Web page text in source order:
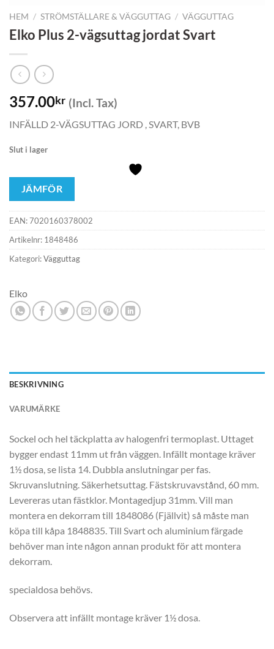
HEM / STRÖMSTÄLLARE & VÄGGUTTAG / VÄGGUTTAG
Elko Plus 2-vägsuttag jordat Svart
357.00kr (Incl. Tax)
INFÄLLD 2-VÄGSUTTAG JORD , SVART, BVB
Slut i lager
JÄMFÖR
EAN:7020160378002
Artikelnr: 1848486
Kategori:Vägguttag
Elko
BESKRIVNING
VARUMÄRKE
Sockel och hel täckplatta av halogenfri termoplast. Uttaget
bygger endast 11mm ut från väggen. Infällt montage kräver
1½ dosa, se lista 14. Dubbla anslutningar per fas.
Skruvanslutning. Säkerhetsuttag. Fästskruvavstånd, 60 mm.
Levereras utan fästklor. Montagedjup 31mm. Vill man
montera en dekorram till 1848086 (Fjällvit) så måste man
köpa till kåpa 1848835. Till Svart och aluminium färgade
behöver man inte någon annan produkt för att montera
dekorram.
specialdosa behövs.
Observera att infällt montage kräver 1½ dosa.